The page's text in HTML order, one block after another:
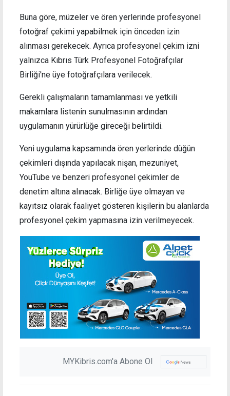
Buna göre, müzeler ve ören yerlerinde profesyonel
fotoğraf çekimi yapabilmek için önceden izin
alınması gerekecek. Ayrıca profesyonel çekim izni
yalnızca Kıbrıs Türk Profesyonel Fotoğrafçılar
Birliği'ne üye fotoğrafçılara verilecek.
Gerekli çalışmaların tamamlanması ve yetkili
makamlara listenin sunulmasının ardından
uygulamanın yürürlüğe gireceği belirtildi.
Yeni uygulama kapsamında ören yerlerinde düğün
çekimleri dışında yapılacak nişan, mezuniyet,
YouTube ve benzeri profesyonel çekimler de
denetim altına alınacak. Birliğe üye olmayan ve
kayıtsız olarak faaliyet gösteren kişilerin bu alanlarda
profesyonel çekim yapmasına izin verilmeyecek.
MYKibris.com'a Abone Ol